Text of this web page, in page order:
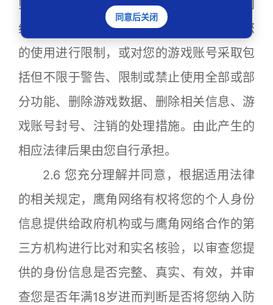
则鹰角网络有权拒绝或终止为您提供鹰角网
络游戏软件和/或鹰角网络游戏服务，或对您
的使用进行限制，或对您的游戏账号采取包
括但不限于警告、限制或禁止使用全部或部
分功能、删除游戏数据、删除相关信息、游
戏账号封号、注销的处理措施。由此产生的
相应法律后果由您自行承担。
2.6 您充分理解并同意，根据适用法律
的相关规定，鹰角网络有权将您的个人身份
信息提供给政府机构或与鹰角网络合作的第
三方机构进行比对和实名核验，以审查您提
供的身份信息是否完整、真实、有效，并审
查您是否年满18岁进而判断是否将您纳入防
同意后关闭